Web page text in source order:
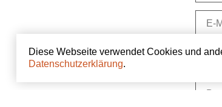
E-
Diese Webseite verwendet Cookies und
Datenschutzerklärung.